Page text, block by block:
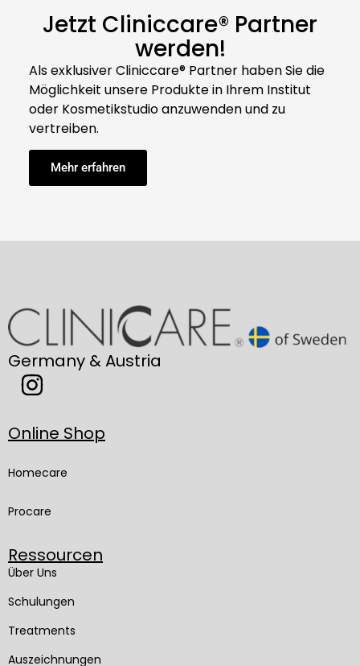
Jetzt Cliniccare® Partner
werden!
Als exklusiver Cliniccare® Partner haben Sie die
Möglichkeit unsere Produkte in Ihrem Institut
oder Kosmetikstudio anzuwenden und zu
vertreiben.
Mehr erfahren
Germany & Austria
Online Shop
Homecare
Procare
Ressourcen
Über Uns
Schulungen
Treatments
Auszeichnungen